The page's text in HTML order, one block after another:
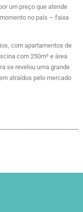
um preço que atende
no país – faixa
com apartamentos de
com 250m² e área
se revelou uma grande
atraídos pelo mercado